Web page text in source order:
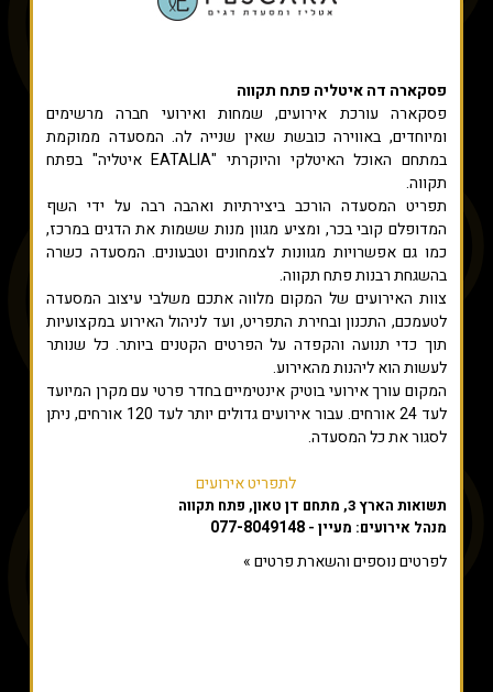
פסקארה דה איטליה פתח תקווה
פסקארה עורכת אירועים, שמחות ואירועי חברה מרשימים
ומיוחדים, באווירה כובשת שאין שנייה לה. המסעדה ממוקמת
במתחם האוכל האיטלקי והיוקרתי "EATALIA איטליה" בפתח
תקווה.
תפריט המסעדה הורכב ביצירתיות ואהבה רבה על ידי השף
המדופלם קובי בכר, ומציע מגוון מנות ששמות את הדגים במרכז,
כמו גם אפשרויות מגוונות לצמחונים וטבעונים. המסעדה כשרה
בהשגחת רבנות פתח תקווה.
צוות האירועים של המקום מלווה אתכם משלבי עיצוב המסעדה
לטעמכם, התכנון ובחירת התפריט, ועד לניהול האירוע במקצועיות
תוך כדי תנועה והקפדה על הפרטים הקטנים ביותר. כל שנותר
לעשות הוא ליהנות מהאירוע.
המקום עורך אירועי בוטיק אינטימיים בחדר פרטי עם מקרן המיועד
לעד 24 אורחים. עבור אירועים גדולים יותר לעד 120 אורחים, ניתן
לסגור את כל המסעדה.
לתפריט אירועים
תשואות הארץ 3, מתחם דן טאון, פתח תקווה
מנהל אירועים: מעיין - 077-8049148
לפרטים נוספים והשארת פרטים »